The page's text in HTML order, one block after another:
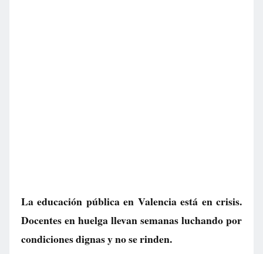
La educación pública en Valencia está en crisis.
Docentes en huelga llevan semanas luchando por
condiciones dignas y no se rinden.